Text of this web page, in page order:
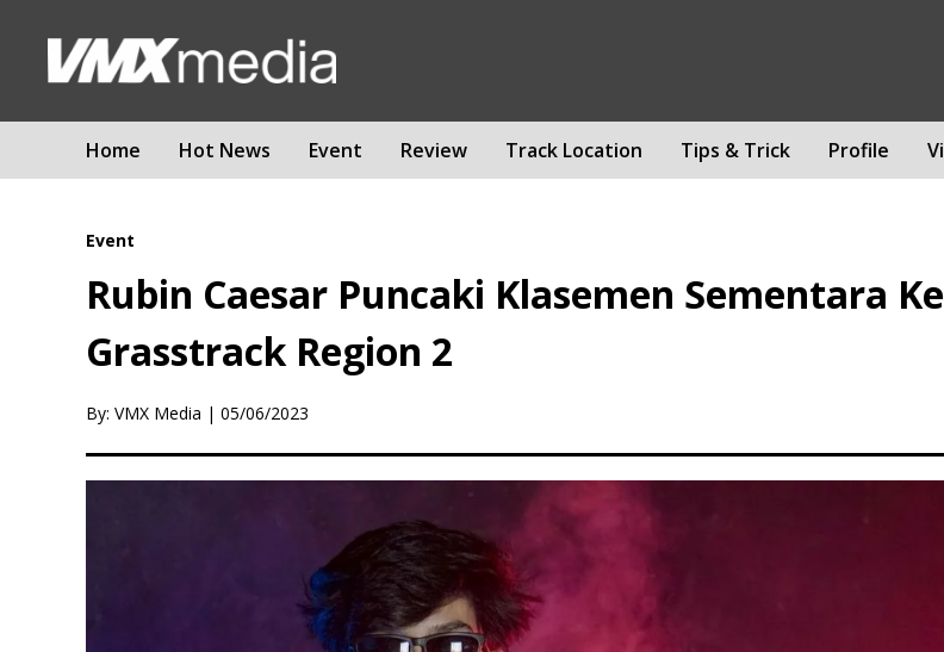
Home Hot News Event Review Track Location Tips & Trick Profile
Event
Rubin Caesar Puncaki Klasemen Sementara
Grasstrack Region 2
By: VMX Media | 05/06/2023